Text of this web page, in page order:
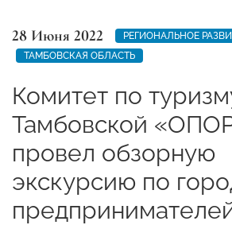
28 Июня 2022
РЕГИОНАЛЬНОЕ
ТАМБОВСКАЯ ОБЛАСТЬ
Комитет по
Тамбовской
провел обзорную
экскурсию по